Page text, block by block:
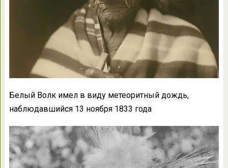
Белый Волк имел в виду метеоритный дождь,
наблюдавшийся 13 ноября 1833 года